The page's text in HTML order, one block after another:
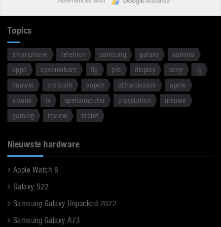
Topics
smartphone telefoon samsung galaxy
camera
oppo
opvouwbare 5g pro display sony
lg
huawei
pretpark kopen attractiepark
apple
xiaomi
tv spelcomputer playstation
nieuwe
gaming
review tablet
Nieuwste hardware
Apple Watch 8
Galaxy S22
Samsung Galaxy Unpacked 2022
Samsung Galaxy A73